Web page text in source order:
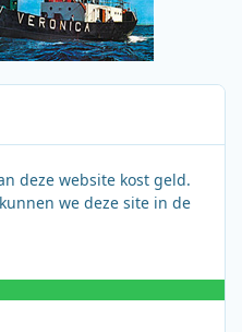
deze website kost geld.
we deze site in de